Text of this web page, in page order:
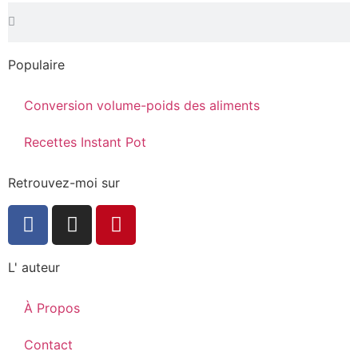
Populaire
Conversion volume-poids des aliments
Recettes Instant Pot
Retrouvez-moi sur
L' auteur
À Propos
Contact